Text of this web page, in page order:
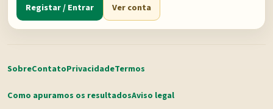
Registar / Entrar Ver conta
SobreContatoPrivacidadeTermos
Como apuramos os resultadosAviso legal